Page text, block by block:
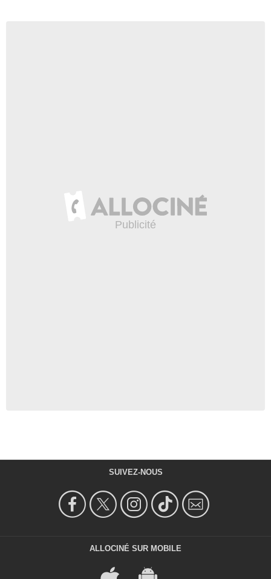
SUIVEZ-NOUS
ALLOCINÉ SUR MOBILE